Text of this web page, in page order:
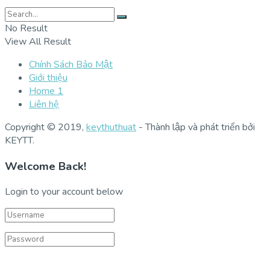
No Result
View All Result
Chính Sách Bảo Mật
Giới thiệu
Home 1
Liên hệ
Copyright © 2019, keythuthuat - Thành lập và phát triển bởi
KEYTT.
Welcome Back!
Login to your account below